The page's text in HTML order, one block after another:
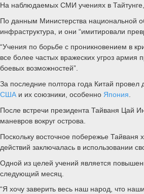
На наблюдаемых СМИ учениях в Тайтунге,
По данным Министерства национальной
инфраструктура, и они “имитировали
“Учения по борьбе с проникновением в
все более частых вражеских угроз армия
боевых возможностей”.
За последние полтора года Китай
США и их союзники, особенно Япония
После встречи президента Тайваня Цай
маневров вокруг острова.
Поскольку восточное побережье Тайваня
действий заключалась в использовании
Одной из целей учений является
следующий месяц.
“Я хочу заверить весь наш народ, что